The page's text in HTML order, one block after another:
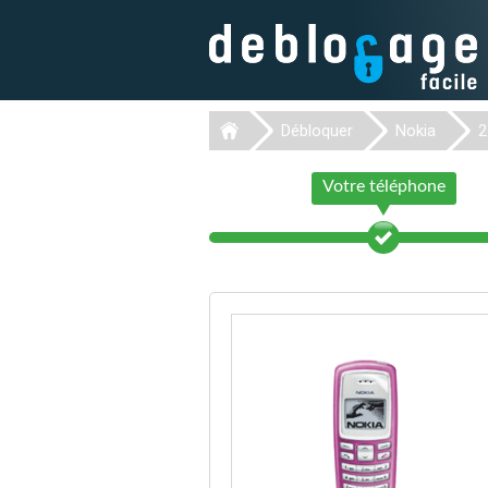
Débloquer Nokia
Votre téléphone